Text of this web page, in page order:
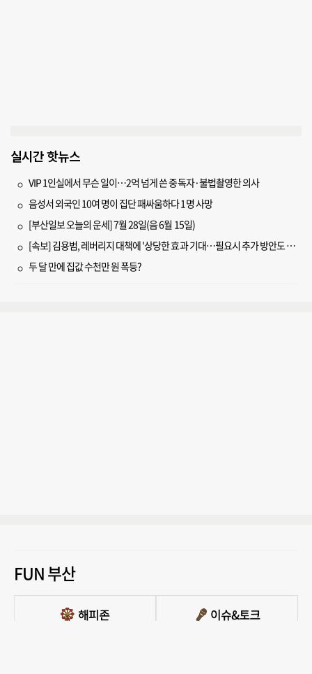
실시간 핫뉴스
VIP 1인실에서 무슨 일이…2억 넘게 쓴 중독자·불법촬영한 의사
음성서 외국인 10여 명이 집단 패싸움하다 1명 사망
[부산일보 오늘의 운세] 7월 28일(음 6월 15일)
[속보] 김용범, 레버리지 대책에 '상당한 효과 기대…필요시 추가 방안도 검토'
두 달 만에 집값 수천만 원 폭등?
FUN 부산